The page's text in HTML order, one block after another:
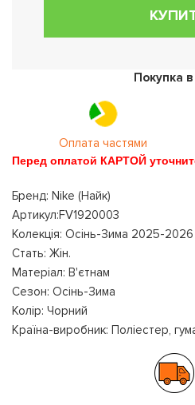
Покупка
Оплата частями
Перед оплатой КАРТОЙ
Бренд: Nike (Найк)
Артикул:FV1920003
Колекція: Осінь-Зима 2025-2026
Стать: Жін.
Матеріал: В'єтнам
Сезон: Осінь-Зима
Колір: Чорний
Країна-виробник: Поліестер,